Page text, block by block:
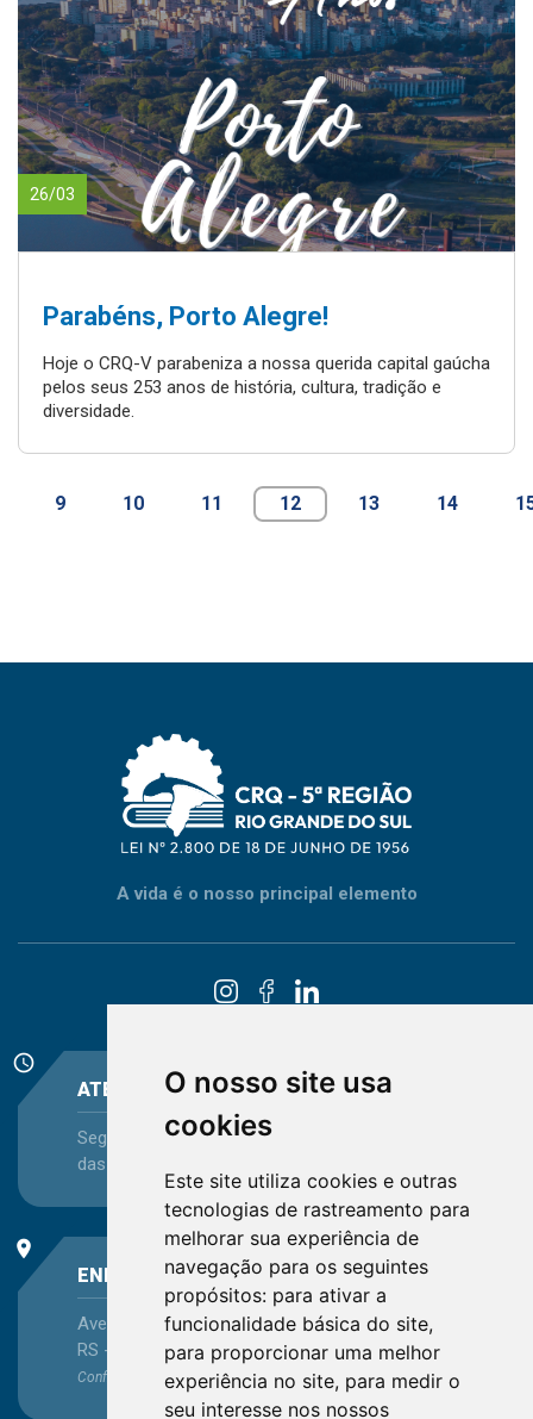
O nosso site usa
cookies
Este site utiliza cookies e outras
tecnologias de rastreamento para
melhorar sua experiência de
navegação para os seguintes
propósitos: para ativar a
funcionalidade básica do site,
para proporcionar uma melhor
experiência no site, para medir o
seu interesse nos nossos
26/03
Parabéns, Porto Alegre!
Hoje o CRQ-V parabeniza a nossa querida capital gaúcha
pelos seus 253 anos de história, cultura, tradição e
diversidade.
9 10 11 12 13 14
A vida é o nosso principal elemento
schedule
ATENDIMENTO
Segunda-feira a Sexta-feira - das 08:30 às 12:15 e
das 13:30 às 16:45
place
ENDEREÇO
Avenida Itaqui, 45, Bairro Petrópolis, Porto Alegre -
RS - CEP 90460-140
Confira as demaislocalizações no Estado